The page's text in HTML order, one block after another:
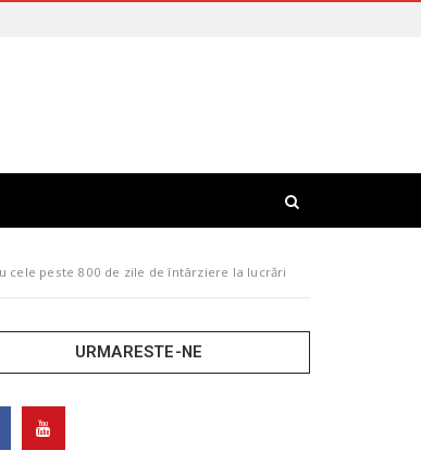
cele peste 800 de zile de întârziere la lucrări
URMARESTE-NE